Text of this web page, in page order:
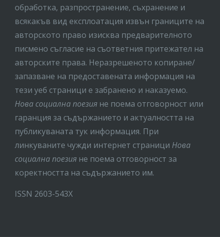
обработка, разпространение, съхранение и
всякакъв вид експлоатация извън границите на
авторското право изисква предварителното
писмено съгласие на съответния притежател на
авторските права. Неразрешеното копиране/
запазване на предоставената информация на
тези уеб страници е забранено и наказуемо.
Нова социална поезия не поема отговорност или
гаранция за съдържанието и актуалността на
публикуваната тук информация. При
линкуваните чужди интернет страници Нова
социална поезия не поема отговорност за
коректността на съдържанието им.
ISSN 2603-543X